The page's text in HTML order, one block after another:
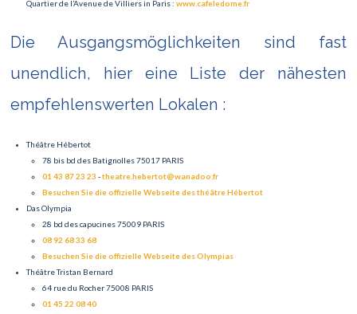
Quartier de l’Avenue de Villiers in Paris :www.cafeledome.fr
Die Ausgangsmöglichkeiten sind fast
unendlich, hier eine Liste der nähesten
empfehlenswerten Lokalen :
Théâtre Hébertot
78 bis bd des Batignolles 75017 PARIS
01 43 87 23 23 -theatre.hebertot@wanadoo.fr
Besuchen Sie die offizielle Webseite des théâtre Hébertot
Das Olympia
28 bd des capucines 75009 PARIS
08 92 68 33 68
Besuchen Sie die offizielle Webseite des Olympias
Théâtre Tristan Bernard
64 rue du Rocher 75008 PARIS
01 45 22 08 40